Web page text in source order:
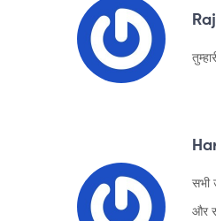
सभी
और